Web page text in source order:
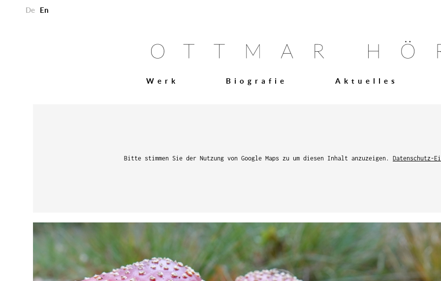
De En
Werk Biografie Aktuelles
Bitte stimmen Sie der Nutzung von Google Maps zu um diesen Inhalt anzuzeigen. Datenschutz-